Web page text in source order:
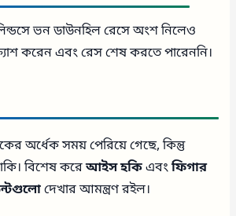
ভন ডাউনহিল রেসে অংশ নিলেও
করেন এবং রেস শেষ করতে পারেননি।
অর্ধেক সময় পেরিয়ে গেছে, কিন্তু
বিশেষ করেআইস হকিএবংফিগার
দেখার আমন্ত্রণ রইল।